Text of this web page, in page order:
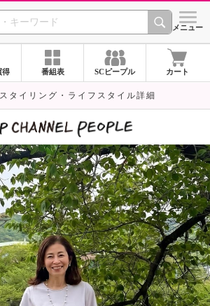
SHOP CHANNEL シメニュー
得 番組表 SCピープル カート
スタイリング・ライフスタイル詳細